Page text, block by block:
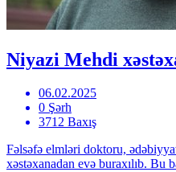
Niyazi Mehdi
06.02.2025
0 Şərh
3712 Baxış
Fəlsəfə elmləri doktoru,
xəstəxanadan evə buraxılıb. Bu